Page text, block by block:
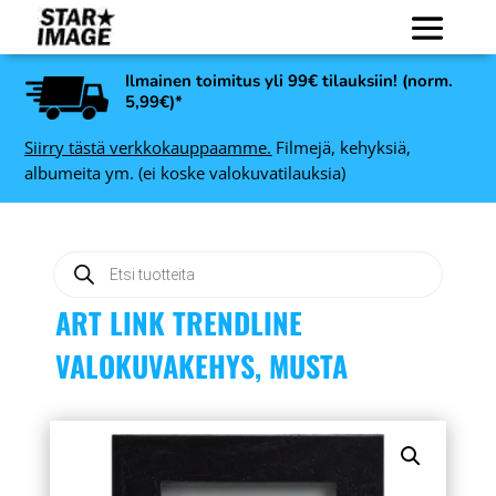
Ilmainen toimitus yli 99€ tilauksiin! (norm.
5,99€)*
Siirry tästä verkkokauppaamme. Filmejä, kehyksiä,
albumeita ym. (ei koske valokuvatilauksia)
search
ART LINK TRENDLINE
VALOKUVAKEHYS, MUSTA